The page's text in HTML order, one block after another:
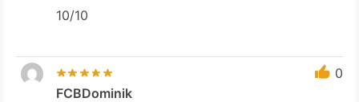
10/10
0
FCBDominik